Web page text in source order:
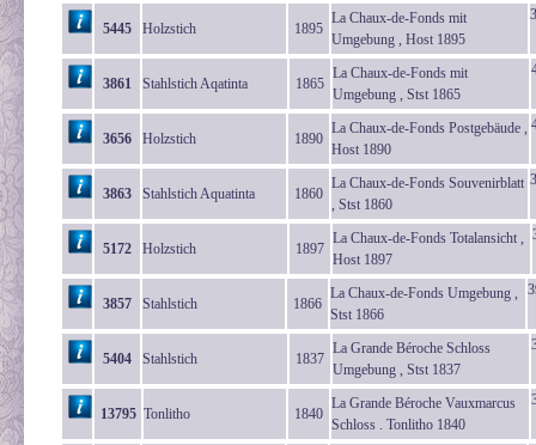
5445 Holzstich 1895
La Chaux-de-Fonds mit
Umgebung , Host 1895
3861 Stahlstich Aqatinta 1865
La Chaux-de-Fonds mit
Umgebung , Stst 1865
3656 Holzstich 1890
La Chaux-de-Fonds Postgebäude ,
Host 1890
3863 Stahlstich Aquatinta 1860
La Chaux-de-Fonds Souvenirblatt
, Stst 1860
5172 Holzstich 1897
La Chaux-de-Fonds Totalansicht ,
Host 1897
3857 Stahlstich 1866
La Chaux-de-Fonds Umgebung ,
Stst 1866
5404 Stahlstich 1837
La Grande Béroche Schloss
Umgebung , Stst 1837
13795 Tonlitho 1840
La Grande Béroche Vauxmarcus
Schloss . Tonlitho 1840